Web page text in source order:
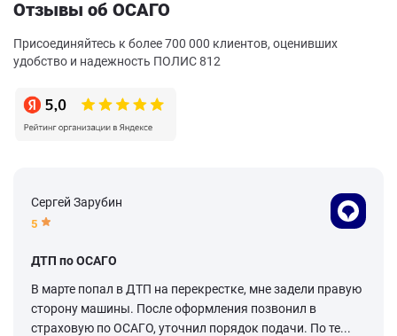
Отзывы об ОСАГО
Присоединяйтесь к более 700 000 клиентов, оценивших
удобство и надежность ПОЛИС 812
Сергей Зарубин
5
ДТП по ОСАГО
В марте попал в ДТП на перекрестке, мне задели правую
сторону машины. После оформления позвонил в
страховую по ОСАГО, уточнил порядок подачи. По те...